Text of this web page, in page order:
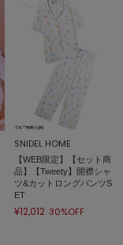
SNIDEL HOME
【WEB限定】【セット商
品】【Tweety】開襟シャ
ツ&カットロングパンツS
ET
¥12,012 30%OFF